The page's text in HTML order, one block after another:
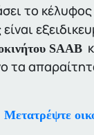
το κέλυφος
SAAB
τα
Μετατρέψτε